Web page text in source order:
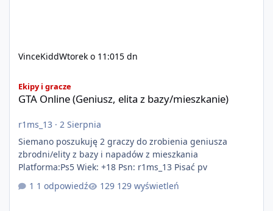
VinceKiddWtorek o 11:015 dn
Ekipy i gracze
GTA Online (Geniusz, elita z bazy/mieszkanie)
r1ms_13 · 2 Sierpnia
Siemano poszukuję 2 graczy do zrobienia geniusza
zbrodni/elity z bazy i napadów z mieszkania
Platforma:Ps5 Wiek: +18 Psn: r1ms_13 Pisać pv
1 odpowiedź
129 wyświetleń